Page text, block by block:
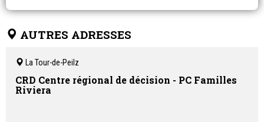
AUTRES ADRESSES
La Tour-de-Peilz
CRD Centre régional de décision - PC Familles
Riviera